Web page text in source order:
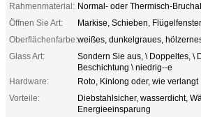
Rahmenmaterial: Normal- oder Thermisch-
Öffnen Sie Art:
Markise, Schieben,
Oberflächenfarbe:weißes, dunkelgraues,
Glass Art:
Sondern Sie aus, \ Doppeltes, \
Beschichtung \ niedrig--e
Hardware:
Roto, Kinlong oder, wie verlangt
Vorteile:
Diebstahlsicher, wasserdicht,
Energieeinsparung